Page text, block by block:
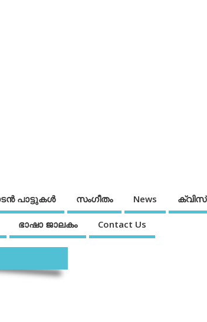
പാട്ടുകള്‍ സംഗീതം News ക്വിസ്
ഭാഷാ ജാലകം Contact Us